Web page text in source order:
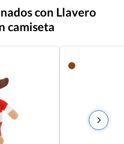
con Llavero
camiseta